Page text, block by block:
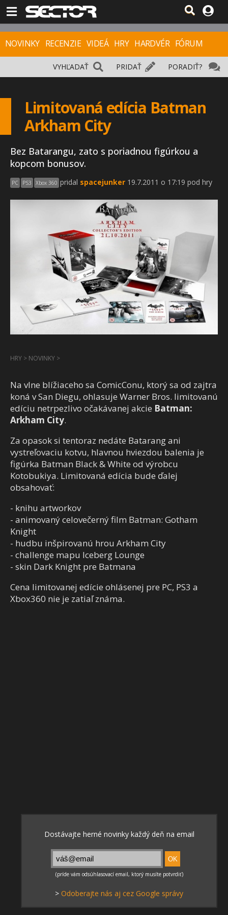
NOVINKY RECENZIE VIDEÁ HRY HARDVÉR FÓRUM
PORADIŤ?
PRIDAŤ
VYHĽADAŤ
Limitovaná edícia Batman
Arkham City
Bez Batarangu, zato s poriadnou figúrkou a
kopcom bonusov.
PC PS3 Xbox 360 pridal spacejunker 19.7.2011 o 17:19 pod hry
HRY > NOVINKY >
Na vlne blížiaceho sa ComicConu, ktorý sa od zajtra
koná v San Diegu, ohlasuje Warner Bros. limitovanú
edíciu netrpezlivo očakávanej akcie Batman:
Arkham City.
Za opasok si tentoraz nedáte Batarang ani
vystreľovaciu kotvu, hlavnou hviezdou balenia je
figúrka Batman Black & White od výrobcu
Kotobukiya. Limitovaná edícia bude ďalej
obsahovať:
- knihu artworkov
- animovaný celovečerný film Batman: Gotham
Knight
- hudbu inšpirovanú hrou Arkham City
- challenge mapu Iceberg Lounge
- skin Dark Knight pre Batmana
Cena limitovanej edície ohlásenej pre PC, PS3 a
Xbox360 nie je zatiaľ známa.
> Odoberajte nás aj cez Google správy